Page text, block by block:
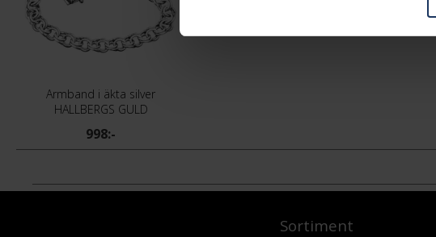
Armband i äkta silver
HALLBERGS GULD
998:-
Sortiment